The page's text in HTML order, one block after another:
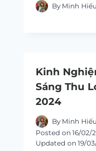
By Minh Hiếu
Kinh
Sáng Thu
2024
By Minh Hiếu
Posted on 16/02/
Updated on 19/